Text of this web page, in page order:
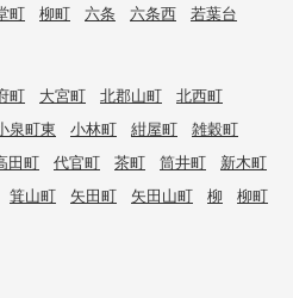
町 柳町 六条 六条西 若葉台
町 大宮町 北郡山町
北西町
泉町東 小林町 紺屋町
雑穀町
田町 代官町 茶町 筒井町
新木町
箕山町 矢田町 矢田山町 柳
柳町